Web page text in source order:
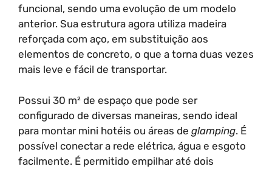
funcional, sendo uma evolução de um modelo
anterior. Sua estrutura agora utiliza madeira
reforçada com aço, em substituição aos
elementos de concreto, o que a torna duas vezes
mais leve e fácil de transportar.
Possui 30 m² de espaço que pode ser
configurado de diversas maneiras, sendo ideal
para montar mini hotéis ou áreas de glamping. É
possível conectar a rede elétrica, água e esgoto
facilmente. É permitido empilhar até dois